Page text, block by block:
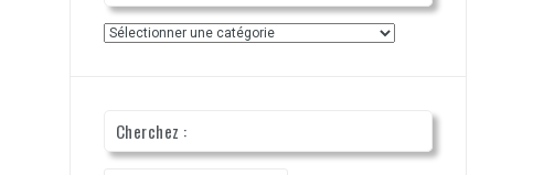
Catégories
Cherchez :